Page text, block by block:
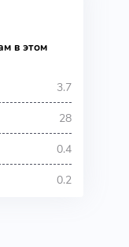
в этом
3.7
28
0.4
0.2